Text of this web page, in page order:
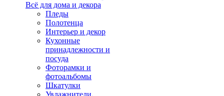
Всё для дома и декора
Пледы
Полотенца
Интерьер и декор
Кухонные
принадлежности и
посуда
Фоторамки и
фотоальбомы
Шкатулки
Увлажнители,